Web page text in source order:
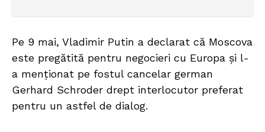
Pe 9 mai, Vladimir Putin a declarat că Moscova
este pregătită pentru negocieri cu Europa și l-
a menționat pe fostul cancelar german
Gerhard Schroder drept interlocutor preferat
pentru un astfel de dialog.